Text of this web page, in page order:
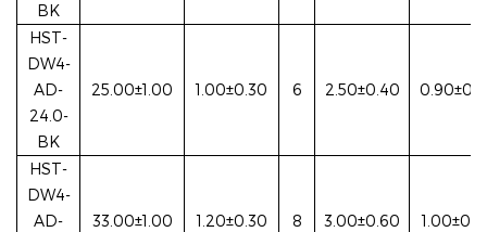
BK
HST-
DW4-
AD-
24.0-
BK
25.00±1.00 1.00±0.30 6 2.50±0.40
HST-
DW4-
AD-
33.00±1.00 1.20±0.30 8 3.00±0.60